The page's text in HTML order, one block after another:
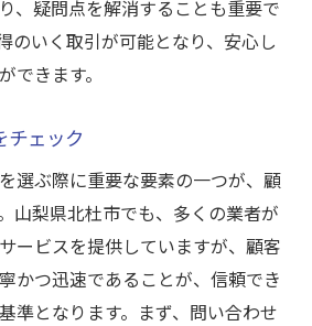
、疑問点を解消することも重要で
のいく取引が可能となり、安心し
できます。
チェック
選ぶ際に重要な要素の一つが、顧
山梨県北杜市でも、多くの業者が
ービスを提供していますが、顧客
かつ迅速であることが、信頼でき
準となります。まず、問い合わせ